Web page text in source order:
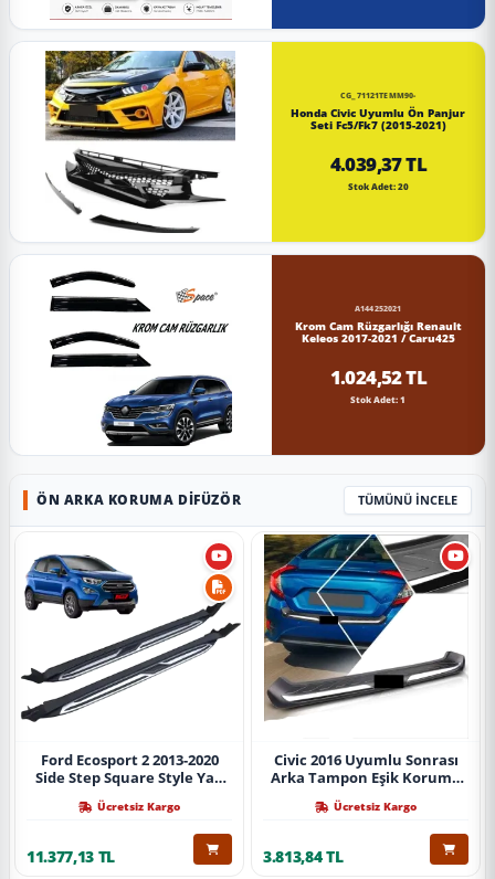
CG_71121TEMM90-
Honda Civic Uyumlu Ön Panjur
Seti Fc5/Fk7 (2015-2021)
4.039,37 TL
Stok Adet: 20
A144252021
Krom Cam Rüzgarlığı Renault
Keleos 2017-2021 / Caru425
1.024,52 TL
Stok Adet: 1
ÖN ARKA KORUMA DIFÜZÖR TÜMÜNÜ İNCELE
Ford Ecosport 2 2013-2020
Side Step Square Style Yan
Ücretsiz Kargo
11.377,13 TL
Civic 2016 Uyumlu Sonrası
Arka Tampon Eşik Koruma
Ücretsiz Kargo
3.813,84 TL